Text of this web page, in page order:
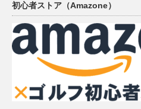
初心者ストア（Amazone）